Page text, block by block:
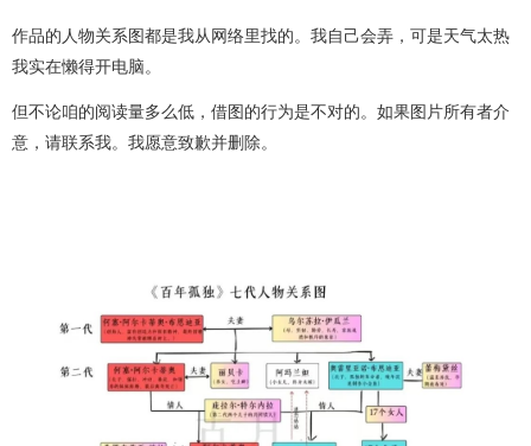
作品的人物关系图都是我从网络里找的。我自己会弄，可是天气太热
我实在懒得开电脑。
但不论咱的阅读量多么低，借图的行为是不对的。如果图片所有者介
意，请联系我。我愿意致歉并删除。